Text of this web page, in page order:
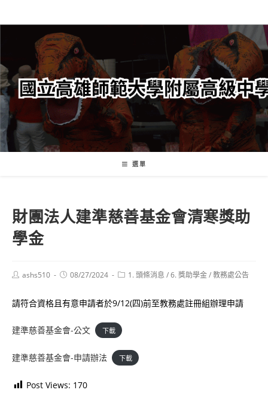
轉
要
內
容
選單
財團法人建準慈善基金會清寒獎助
學金
Postashs510
Post08/27/2024
Post1. 頭條消息 /6. 獎助學金/教務處公告
請符合資格且有意申請者於9/12(四)前至教務處註冊組辦理申請
建準慈善基金會-公文 下載
建準慈善基金會-申請辦法 下載
Post Views: 170